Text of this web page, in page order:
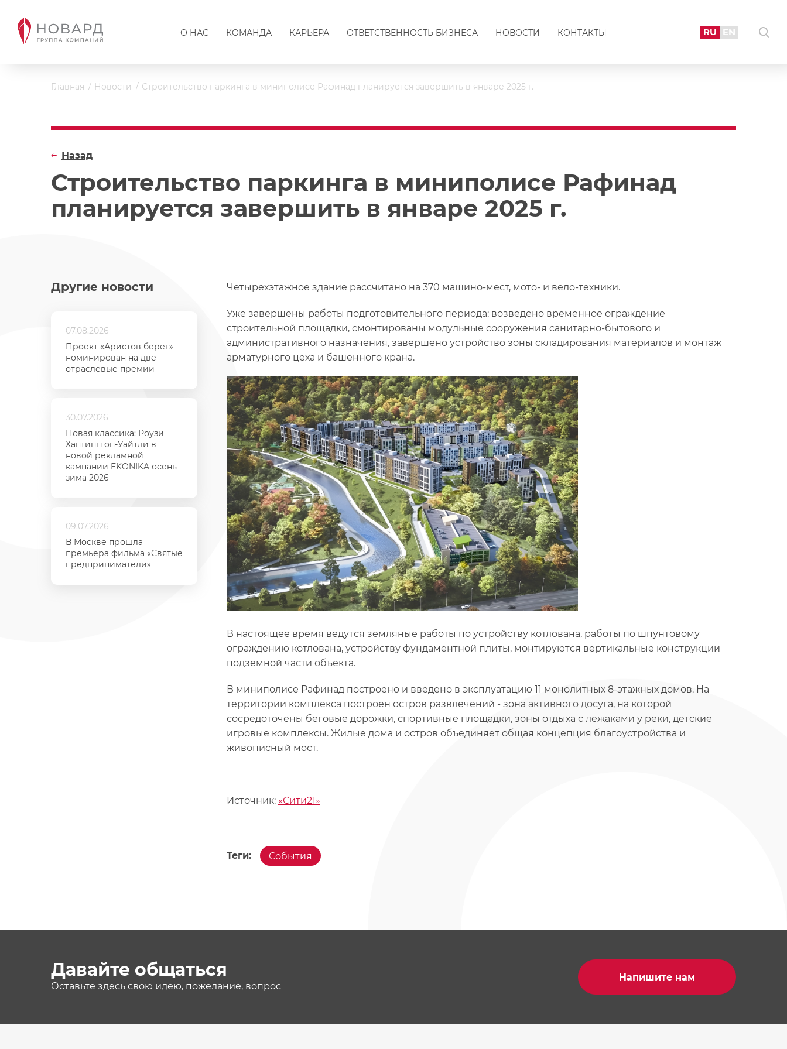
О НАС КОМАНДА КАРЬЕРА ОТВЕТСТВЕННОСТЬ БИЗНЕСА НОВОСТИ КОНТАКТЫ RU EN
Главная Новости Строительство паркинга в миниполисе Рафинад планируется завершить в январе 2025 г.
Строительство паркинга в миниполисе Рафинад
планируется завершить в январе 2025 г.
Назад
Другие новости
07.08.2026
Проект «Аристов берег»
номинирован на две
отраслевые премии
30.07.2026
Новая классика: Роузи
Хантингтон-Уайтли в
новой рекламной
кампании EKONIKA осень-
зима 2026
09.07.2026
В Москве прошла
премьера фильма «Святые
предприниматели»
Четырехэтажное здание рассчитано на 370 машино-мест, мото- и вело-техники.
Уже завершены работы подготовительного периода: возведено временное ограждение
строительной площадки, смонтированы модульные сооружения санитарно-бытового и
административного назначения, завершено устройство зоны складирования материалов и монтаж
арматурного цеха и башенного крана.
В настоящее время ведутся земляные работы по устройству котлована, работы по шпунтовому
ограждению котлована, устройству фундаментной плиты, монтируются вертикальные конструкции
подземной части объекта.
В миниполисе Рафинад построено и введено в эксплуатацию 11 монолитных 8-этажных домов. На
территории комплекса построен остров развлечений - зона активного досуга, на которой
сосредоточены беговые дорожки, спортивные площадки, зоны отдыха с лежаками у реки, детские
игровые комплексы. Жилые дома и остров объединяет общая концепция благоустройства и
живописный мост.
Источник: «Сити21»
Теги: События
Давайте общаться
Оставьте здесь свою идею, пожелание, вопрос
Напишите нам